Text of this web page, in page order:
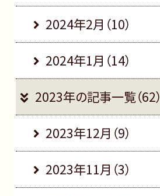
2024年2月（10）
2024年1月（14）
2023年の記事一覧（62）
2023年12月（9）
2023年11月（3）